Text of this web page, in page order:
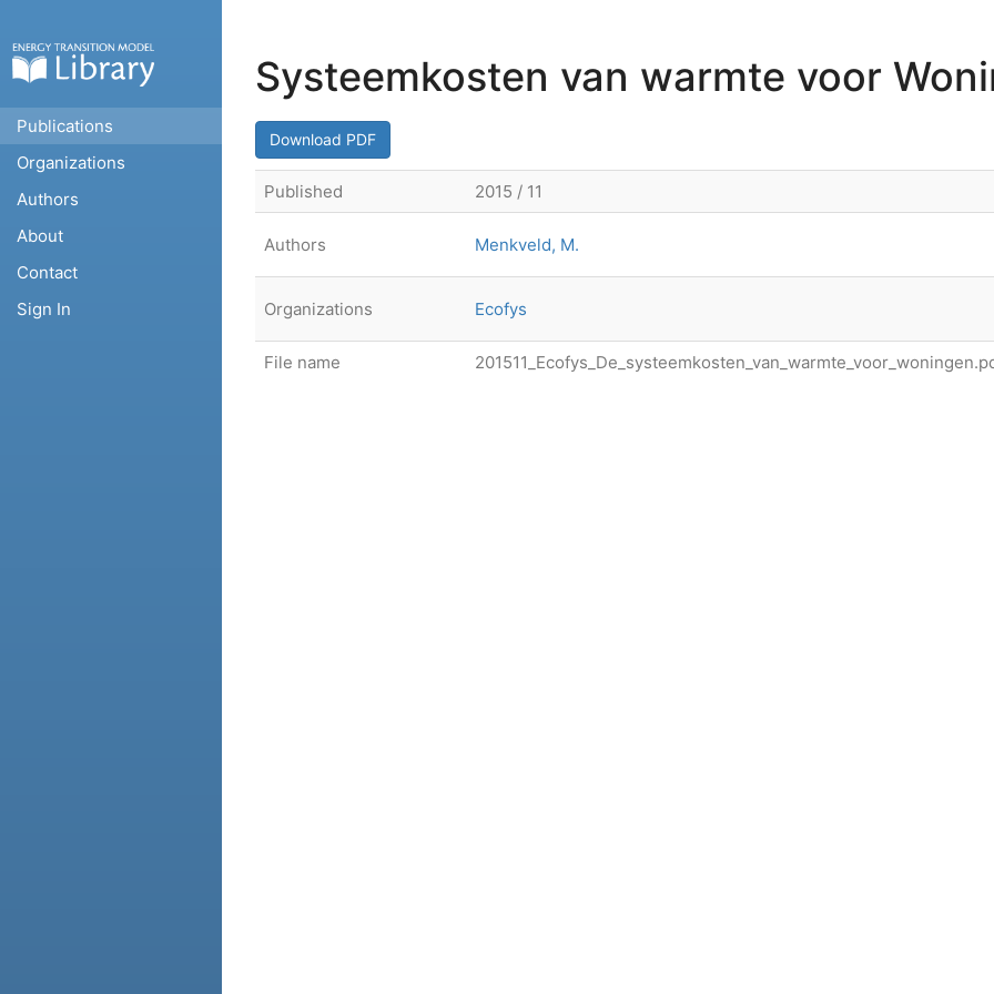
Publications
Organizations
Authors
About
Contact
Sign In
Systeemkosten van warmte voor
Download PDF
Published 2015 / 11
Authors Menkveld, M.
Organizations Ecofys
File name